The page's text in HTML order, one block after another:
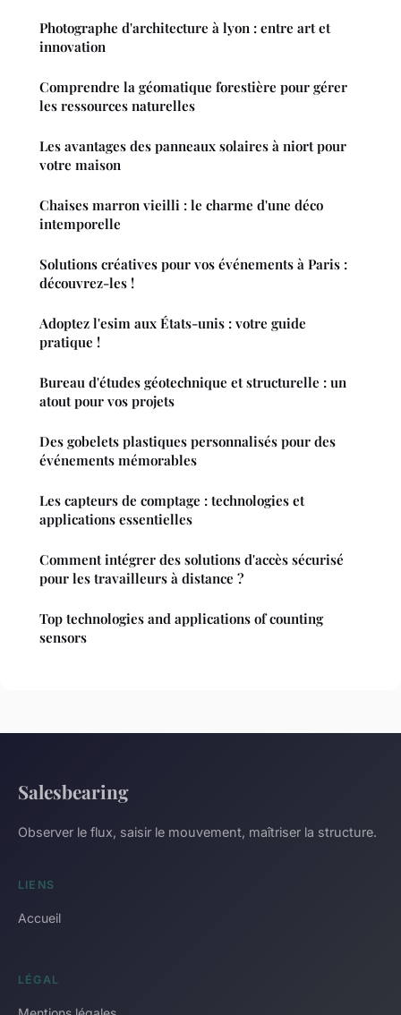
Photographe d'architecture à lyon : entre art et
innovation
Comprendre la géomatique forestière pour gérer
les ressources naturelles
Les avantages des panneaux solaires à niort pour
votre maison
Chaises marron vieilli : le charme d'une déco
intemporelle
Solutions créatives pour vos événements à Paris :
découvrez-les !
Adoptez l'esim aux États-unis : votre guide
pratique !
Bureau d'études géotechnique et structurelle : un
atout pour vos projets
Des gobelets plastiques personnalisés pour des
événements mémorables
Les capteurs de comptage : technologies et
applications essentielles
Comment intégrer des solutions d'accès sécurisé
pour les travailleurs à distance ?
Top technologies and applications of counting
sensors
Salesbearing
Observer le flux, saisir le mouvement, maîtriser la structure.
LIENS
Accueil
LÉGAL